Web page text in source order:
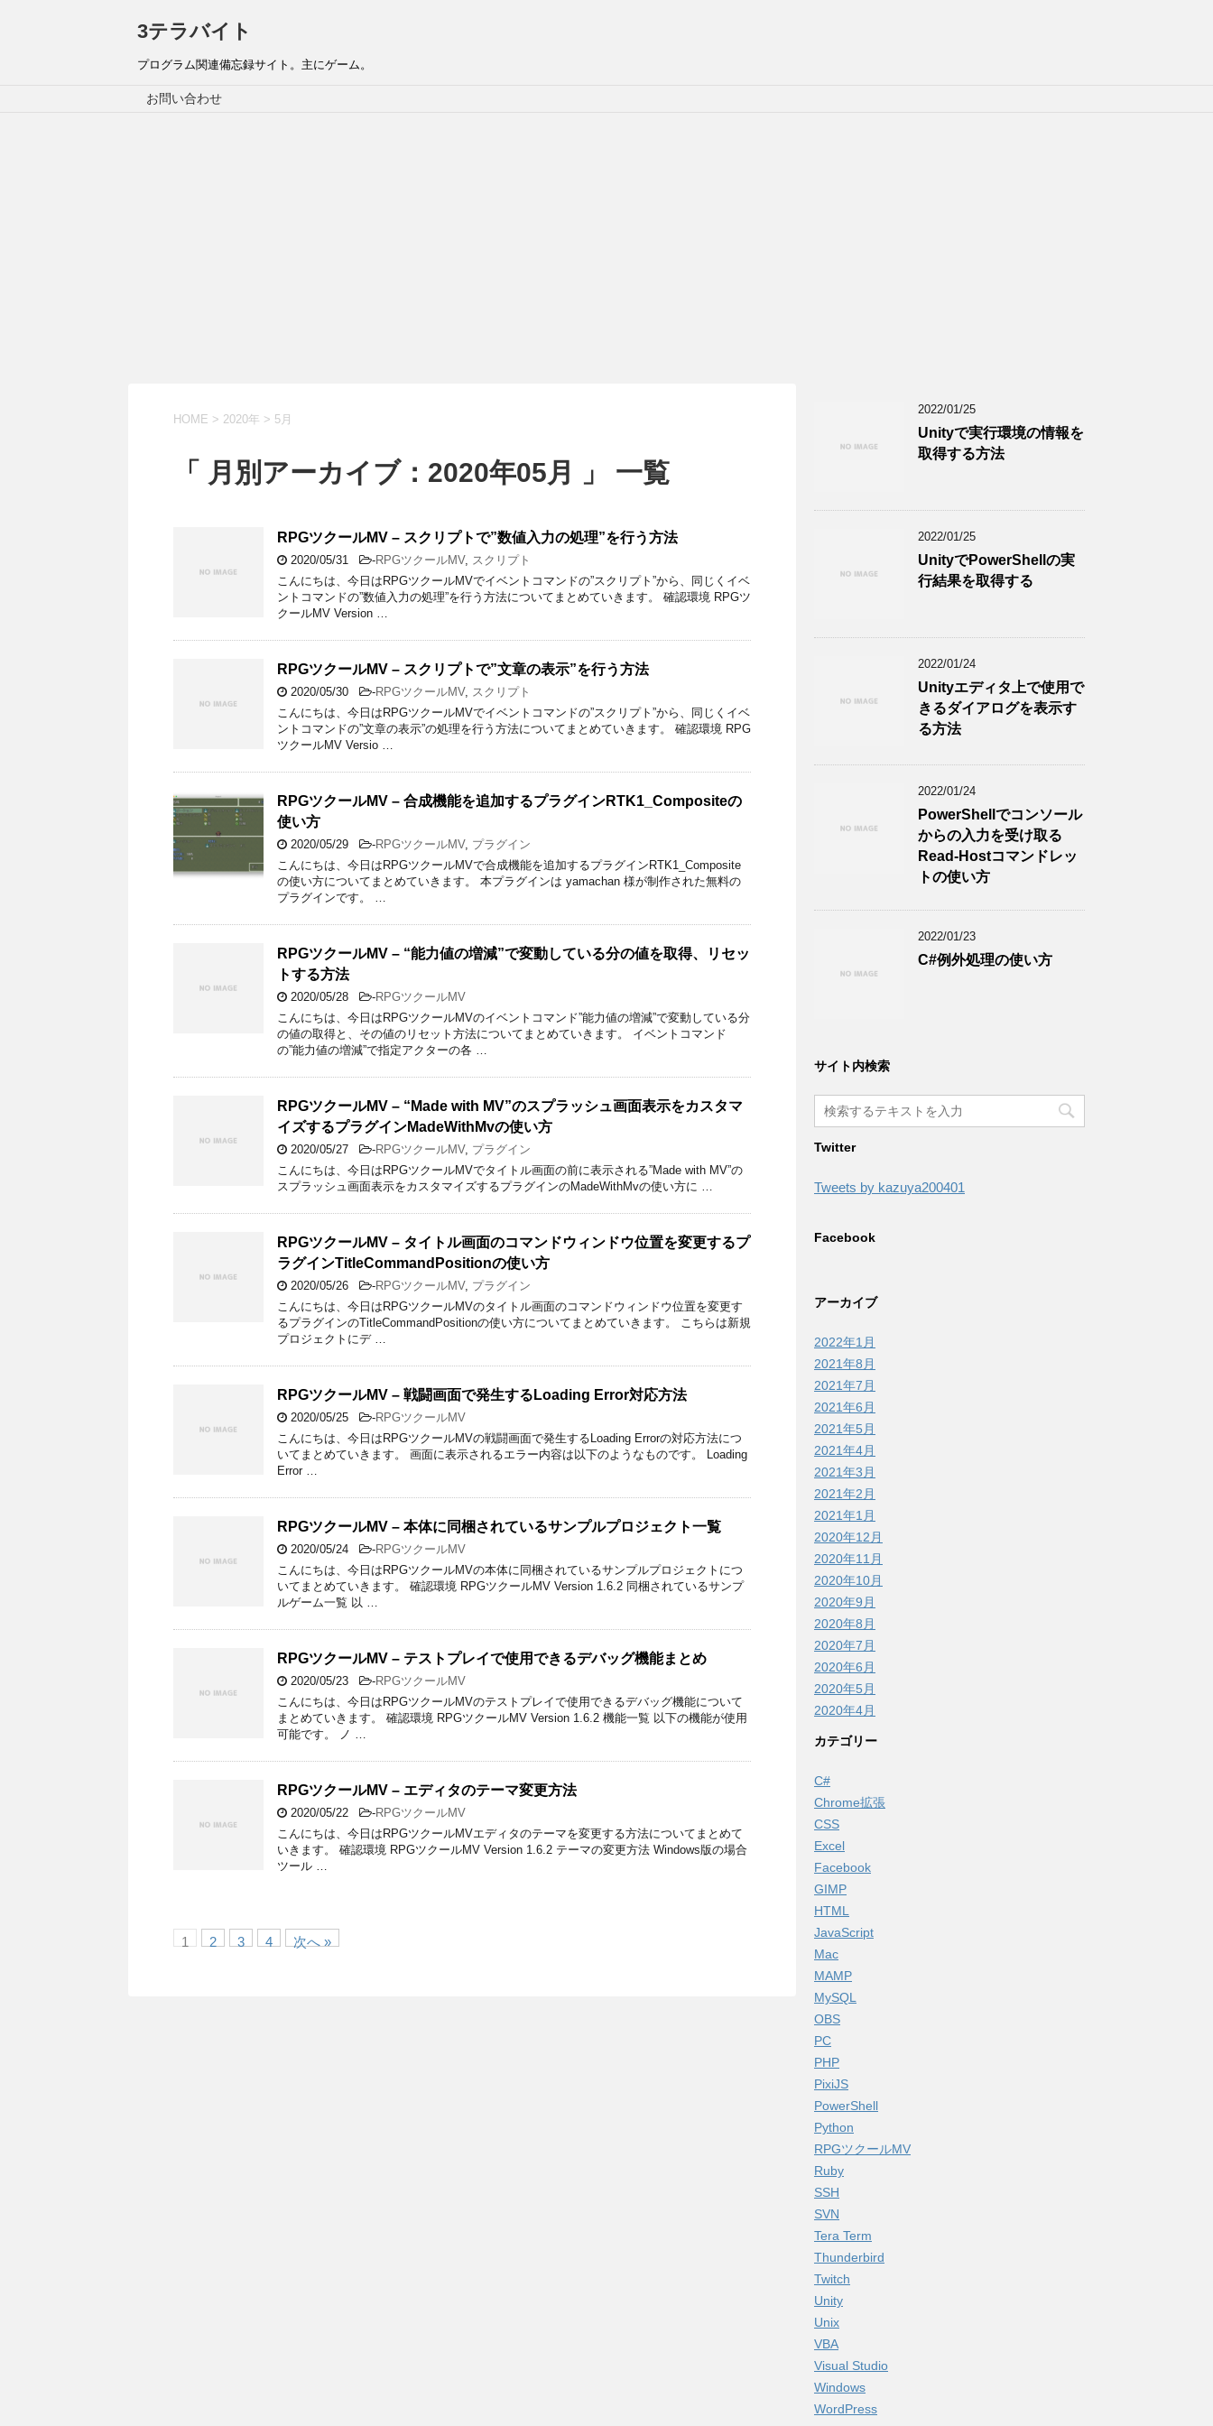
3テラバイト
プログラム関連備忘録サイト。主にゲーム。
お問い合わせ
HOME > 2020年 > 5月
「 月別アーカイブ：2020年05月 」 一覧
RPGツクールMV – スクリプトで”数値入力の処理”を行う方法
2020/05/31 -RPGツクールMV, スクリプト
こんにちは、今日はRPGツクールMVでイベントコマンドの”スクリプト”から、同じくイベ
ントコマンドの”数値入力の処理”を行う方法についてまとめていきます。 確認環境 RPGツ
クールMV Version …
RPGツクールMV – スクリプトで”文章の表示”を行う方法
2020/05/30 -RPGツクールMV, スクリプト
こんにちは、今日はRPGツクールMVでイベントコマンドの”スクリプト”から、同じくイベ
ントコマンドの”文章の表示”の処理を行う方法についてまとめていきます。 確認環境 RPG
ツクールMV Versio …
RPGツクールMV – 合成機能を追加するプラグインRTK1_Compositeの
使い方
2020/05/29 -RPGツクールMV, プラグイン
こんにちは、今日はRPGツクールMVで合成機能を追加するプラグインRTK1_Composite
の使い方についてまとめていきます。 本プラグインは yamachan 様が制作された無料の
プラグインです。 …
RPGツクールMV – “能力値の増減”で変動している分の値を取得、リセッ
トする方法
2020/05/28 -RPGツクールMV
こんにちは、今日はRPGツクールMVのイベントコマンド”能力値の増減”で変動している分
の値の取得と、その値のリセット方法についてまとめていきます。 イベントコマンド
の”能力値の増減”で指定アクターの各 …
RPGツクールMV – “Made with MV”のスプラッシュ画面表示をカスタマ
イズするプラグインMadeWithMvの使い方
2020/05/27 -RPGツクールMV, プラグイン
こんにちは、今日はRPGツクールMVでタイトル画面の前に表示される”Made with MV”の
スプラッシュ画面表示をカスタマイズするプラグインのMadeWithMvの使い方に …
RPGツクールMV – タイトル画面のコマンドウィンドウ位置を変更するプ
ラグインTitleCommandPositionの使い方
2020/05/26 -RPGツクールMV, プラグイン
こんにちは、今日はRPGツクールMVのタイトル画面のコマンドウィンドウ位置を変更す
るプラグインのTitleCommandPositionの使い方についてまとめていきます。 こちらは新規
プロジェクトにデ …
RPGツクールMV – 戦闘画面で発生するLoading Error対応方法
2020/05/25 -RPGツクールMV
こんにちは、今日はRPGツクールMVの戦闘画面で発生するLoading Errorの対応方法につ
いてまとめていきます。 画面に表示されるエラー内容は以下のようなものです。 Loading
Error …
RPGツクールMV – 本体に同梱されているサンプルプロジェクト一覧
2020/05/24 -RPGツクールMV
こんにちは、今日はRPGツクールMVの本体に同梱されているサンプルプロジェクトにつ
いてまとめていきます。 確認環境 RPGツクールMV Version 1.6.2 同梱されているサンプ
ルゲーム一覧 以 …
RPGツクールMV – テストプレイで使用できるデバッグ機能まとめ
2020/05/23 -RPGツクールMV
こんにちは、今日はRPGツクールMVのテストプレイで使用できるデバッグ機能について
まとめていきます。 確認環境 RPGツクールMV Version 1.6.2 機能一覧 以下の機能が使用
可能です。 ノ …
RPGツクールMV – エディタのテーマ変更方法
2020/05/22 -RPGツクールMV
こんにちは、今日はRPGツクールMVエディタのテーマを変更する方法についてまとめて
いきます。 確認環境 RPGツクールMV Version 1.6.2 テーマの変更方法 Windows版の場合
ツール …
1 2 3 4 次へ »
2022/01/25
Unityで実行環境の情報を
取得する方法
2022/01/25
UnityでPowerShellの実
行結果を取得する
2022/01/24
Unityエディタ上で使用で
きるダイアログを表示す
る方法
2022/01/24
PowerShellでコンソール
からの入力を受け取る
Read-Hostコマンドレッ
トの使い方
2022/01/23
C#例外処理の使い方
サイト内検索
Twitter
Tweets by kazuya200401
Facebook
アーカイブ
2022年1月
2021年8月
2021年7月
2021年6月
2021年5月
2021年4月
2021年3月
2021年2月
2021年1月
2020年12月
2020年11月
2020年10月
2020年9月
2020年8月
2020年7月
2020年6月
2020年5月
2020年4月
カテゴリー
C#
Chrome拡張
CSS
Excel
Facebook
GIMP
HTML
JavaScript
Mac
MAMP
MySQL
OBS
PC
PHP
PixiJS
PowerShell
Python
RPGツクールMV
Ruby
SSH
SVN
Tera Term
Thunderbird
Twitch
Unity
Unix
VBA
Visual Studio
Windows
WordPress